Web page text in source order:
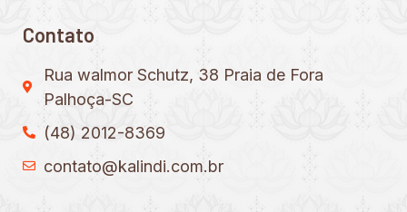
Contato
Rua walmor Schutz, 38 Praia de Fora
Palhoça-SC
(48) 2012-8369
contato@kalindi.com.br